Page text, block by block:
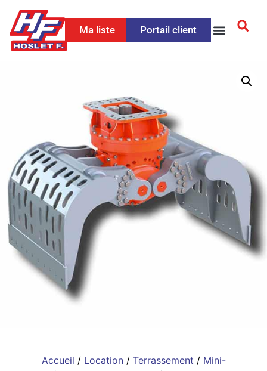
Ma liste Portail client
Accueil / Location/ Terrassement / Mini-